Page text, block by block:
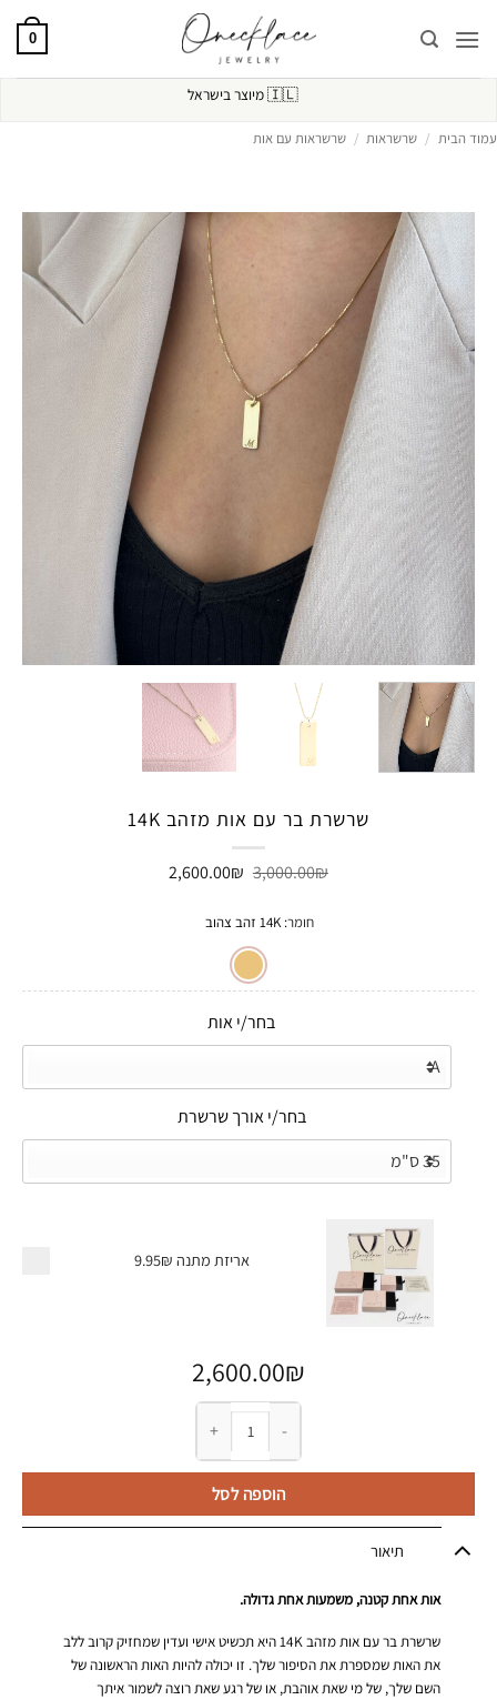
0
🇮🇱מיוצר בישראל
עמוד הבית / שרשראות / שרשראות עם אות
שרשרת בר עם אות מזהב 14K
3,000.00₪ המחיר
3,000.00₪.
2,600.00₪ המחיר
חומר:14K זהב צהוב
בחר/י אות
בחר/י אורך שרשרת
אריזת מתנה 9.95₪
2,600.00₪
כמות של שרשרת בר עם אות מזהב 14K
הוספה לסל
תיאור
אות אחת קטנה, משמעות אחת גדולה.
שרשרת בר עם אות מזהב 14K היא תכשיט אישי ועדין שמחזיק קרוב ללב
את האות שמספרת את הסיפור שלך. זו יכולה להיות האות הראשונה של
השם שלך, של מי שאת אוהבת, או של רגע שאת רוצה לשמור איתך